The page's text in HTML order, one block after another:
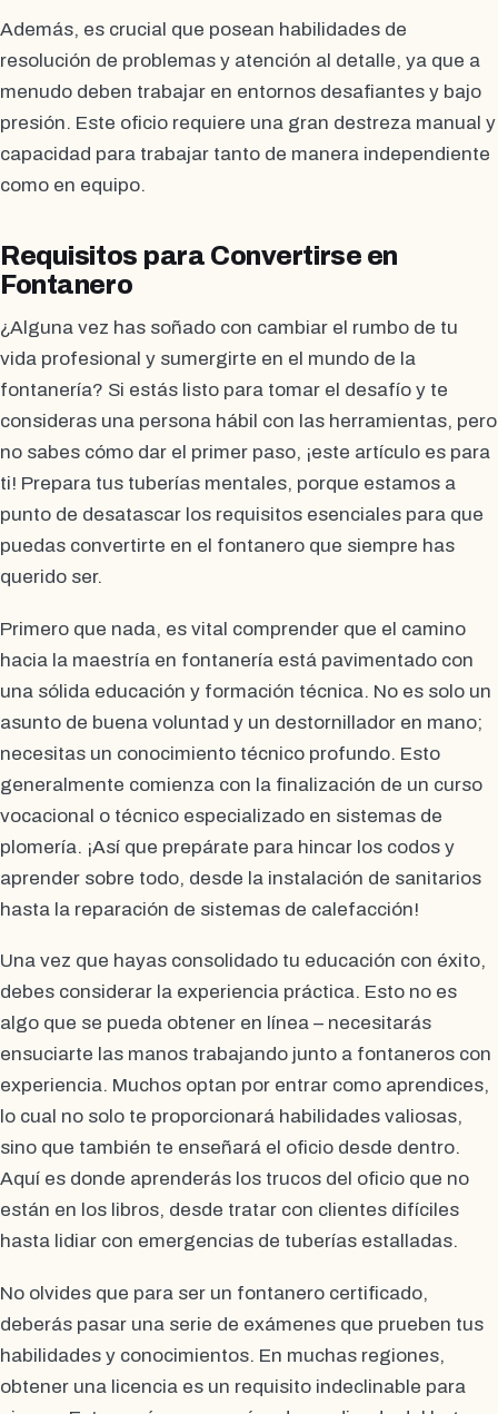
Además, es crucial que posean habilidades de
resolución de problemas y atención al detalle, ya que a
menudo deben trabajar en entornos desafiantes y bajo
presión. Este oficio requiere una gran destreza manual y
capacidad para trabajar tanto de manera independiente
como en equipo.
Requisitos para Convertirse en
Fontanero
¿Alguna vez has soñado con cambiar el rumbo de tu
vida profesional y sumergirte en el mundo de la
fontanería? Si estás listo para tomar el desafío y te
consideras una persona hábil con las herramientas, pero
no sabes cómo dar el primer paso, ¡este artículo es para
ti! Prepara tus tuberías mentales, porque estamos a
punto de desatascar los requisitos esenciales para que
puedas convertirte en el fontanero que siempre has
querido ser.
Primero que nada, es vital comprender que el camino
hacia la maestría en fontanería está pavimentado con
una sólida educación y formación técnica. No es solo un
asunto de buena voluntad y un destornillador en mano;
necesitas un conocimiento técnico profundo. Esto
generalmente comienza con la finalización de un curso
vocacional o técnico especializado en sistemas de
plomería. ¡Así que prepárate para hincar los codos y
aprender sobre todo, desde la instalación de sanitarios
hasta la reparación de sistemas de calefacción!
Una vez que hayas consolidado tu educación con éxito,
debes considerar la experiencia práctica. Esto no es
algo que se pueda obtener en línea – necesitarás
ensuciarte las manos trabajando junto a fontaneros con
experiencia. Muchos optan por entrar como aprendices,
lo cual no solo te proporcionará habilidades valiosas,
sino que también te enseñará el oficio desde dentro.
Aquí es donde aprenderás los trucos del oficio que no
están en los libros, desde tratar con clientes difíciles
hasta lidiar con emergencias de tuberías estalladas.
No olvides que para ser un fontanero certificado,
deberás pasar una serie de exámenes que prueben tus
habilidades y conocimientos. En muchas regiones,
obtener una licencia es un requisito indeclinable para